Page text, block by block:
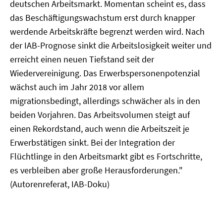
deutschen Arbeitsmarkt. Momentan scheint es, dass
das Beschäftigungswachstum erst durch knapper
werdende Arbeitskräfte begrenzt werden wird. Nach
der IAB-Prognose sinkt die Arbeitslosigkeit weiter und
erreicht einen neuen Tiefstand seit der
Wiedervereinigung. Das Erwerbspersonenpotenzial
wächst auch im Jahr 2018 vor allem
migrationsbedingt, allerdings schwächer als in den
beiden Vorjahren. Das Arbeitsvolumen steigt auf
einen Rekordstand, auch wenn die Arbeitszeit je
Erwerbstätigen sinkt. Bei der Integration der
Flüchtlinge in den Arbeitsmarkt gibt es Fortschritte,
es verbleiben aber große Herausforderungen."
(Autorenreferat, IAB-Doku)